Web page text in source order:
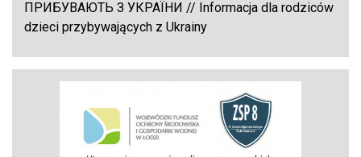
ПРИБУВАЮТЬ З УКРАЇНИ // Informacja dla rodziców
dzieci przybywających z Ukrainy